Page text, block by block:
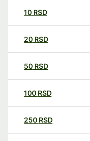
10 RSD
20 RSD
50 RSD
100 RSD
250 RSD